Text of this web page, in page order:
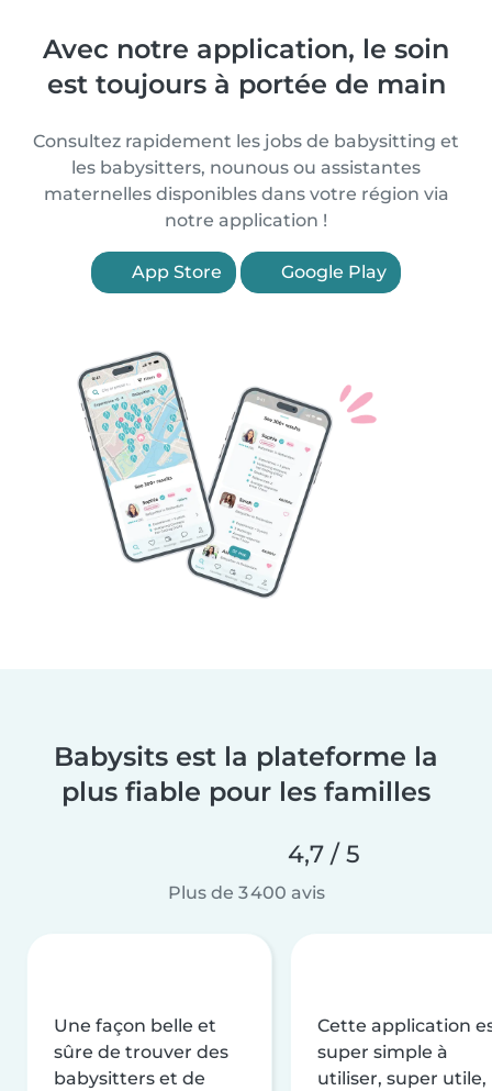
Avec notre application, le soin
est toujours à portée de main
Consultez rapidement les jobs de babysitting et
les babysitters, nounous ou assistantes
maternelles disponibles dans votre région via
notre application !
App Store Google Play
Babysits est la plateforme la
plus fiable pour les familles
4,7 / 5
Plus de 3 400 avis
Une façon belle et
sûre de trouver des
babysitters et de
Cette application
super simple à
utiliser, super utile,